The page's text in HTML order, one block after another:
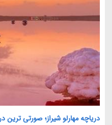
دریاچه مهارلو شیراز؛ صورتی ترین